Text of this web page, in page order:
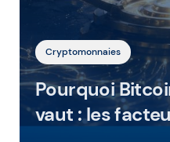
Cryptomonnaies
Pourquoi
vaut : les